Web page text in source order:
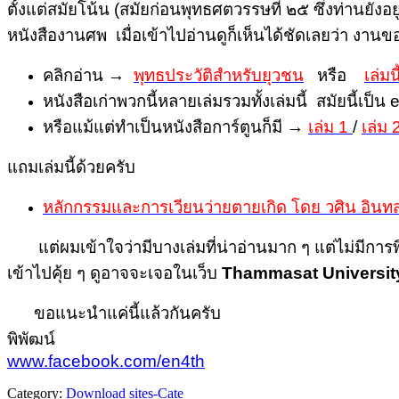
ตั้งแต่สมัยโน้น (สมัยก่อนพุทธศตวรรษที่ ๒๕ ซึ่งท่านยัง
หนังสืองานศพ เมื่อเข้าไปอ่านดูก็เห็นได้ชัดเลยว่า งาน
คลิกอ่าน → พุทธประวัติสำหรับยุวชน หรือ
เล่ม
หนังสือเก่าพวกนี้หลายเล่มรวมทั้งเล่มนี้ สมัยนี้เป็
หรือแม้แต่ทำเป็นหนังสือการ์ตูนก็มี → เล่ม 1 / เล่ม
แถมเล่มนี้ด้วยครับ
หลักกรรมและการเวียนว่ายตายเกิด โดย วศิน อินท
แต่ผมเข้าใจว่ามีบางเล่มที่น่าอ่านมาก ๆ แต่ไม่มีกา
เข้าไปคุ้ย ๆ ดูอาจจะเจอในเว็บ Thammasat
ขอแนะนำแค่นี้แล้วกันครับ
พิพัฒน์
www.facebook.com/en4th
Category: Download sites-Cate